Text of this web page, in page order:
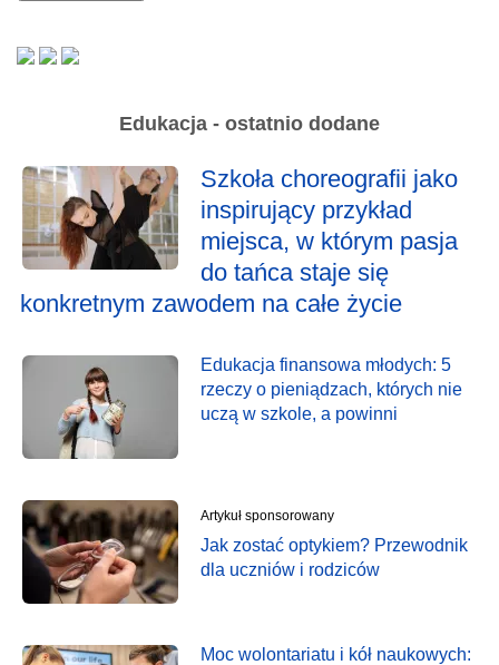
Edukacja - ostatnio dodane
Szkoła choreografii jako
inspirujący przykład
miejsca, w którym pasja
do tańca staje się
konkretnym zawodem na całe życie
Edukacja finansowa młodych: 5
rzeczy o pieniądzach, których nie
uczą w szkole, a powinni
Artykuł sponsorowany
Jak zostać optykiem? Przewodnik
dla uczniów i rodziców
Moc wolontariatu i kół naukowych: